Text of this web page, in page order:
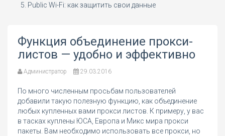
Public Wi-Fi: как защитить свои данные
Функция объединение прокси-
листов — удобно и эффективно
Администратор 29.03.2016
По много численным просьбам пользователей
добавили такую полезную функцию, как объединение
любых купленных вами прокси листов. К примеру, у вас
в тасках куплены ЮСА, Европа и Микс мира прокси
пакеты. Вам необходимо использовать все прокси, но